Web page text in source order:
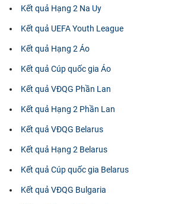
Kết quả Hạng 2 Na Uy
Kết quả UEFA Youth League
Kết quả Hạng 2 Áo
Kết quả Cúp quốc gia Áo
Kết quả VĐQG Phần Lan
Kết quả Hạng 2 Phần Lan
Kết quả VĐQG Belarus
Kết quả Hạng 2 Belarus
Kết quả Cúp quốc gia Belarus
Kết quả VĐQG Bulgaria